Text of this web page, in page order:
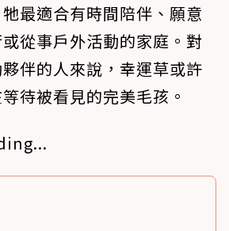
最適合有時間陪伴、願意
從事戶外活動的家庭。對
伴的人來說，幸運草或許
待被看見的完美毛孩。